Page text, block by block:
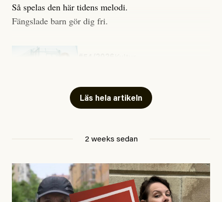
Så spelas den här tidens melodi.
Fängslade barn gör dig fri.
Läs hela artikeln
2 weeks sedan